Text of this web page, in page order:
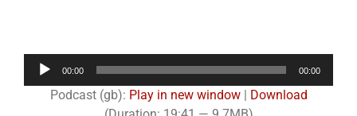
Audio-
00:00 00:00
Podcast (gb): Play in new window|
Download